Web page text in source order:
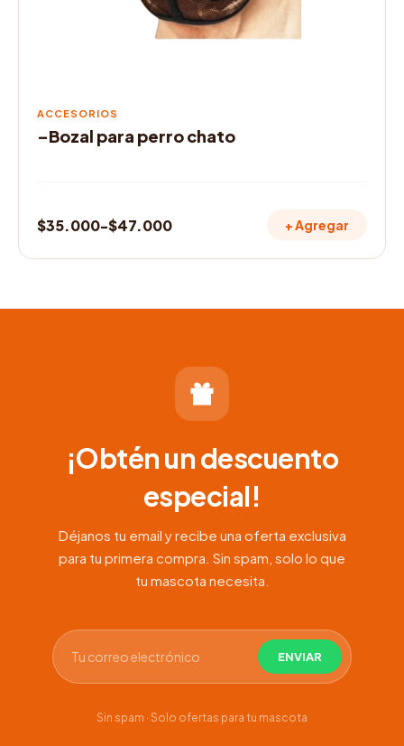
ACCESORIOS
–Bozal para perro chato
$35.000-$47.000
Rango
de
+ Agregar
producto
¡Obtén un descuento
especial!
Déjanos tu email y recibe una oferta exclusiva
para tu primera compra. Sin spam, solo lo que
tu mascota necesita.
Sin spam · Solo ofertas para tu mascota